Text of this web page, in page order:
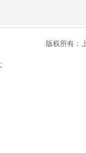
版权所有：
;